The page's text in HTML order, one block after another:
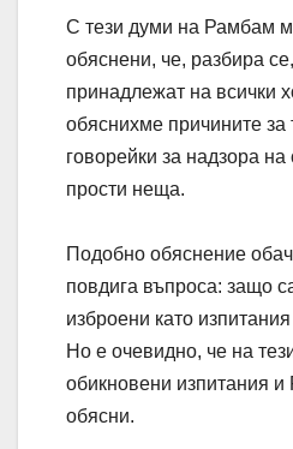
С тези думи на Рамбам
обяснени, че, разбира
принадлежат на всички
обяснихме причините за
говорейки за надзора на
прости неща.
Подобно обяснение
повдига въпроса: защо
изброени като
Но е очевидно, че на
обикновени изпитания
обясни.